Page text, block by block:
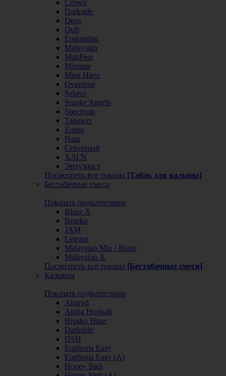
Crown
Darkside
Deus
Duft
Endorphin
Malaysian
MattPear
Mixtape
Must Have
Overdose
Sebero
Smoke Angels
Spectrum
Tangiers
Zomo
Наш
Северный
ХЛГN
Энтузиаст
Посмотреть все товары [Табак для кальяна]
Бестабачные смеси
Показать подкатегории
Blaze X
Brusko
JAM
Leteam
Malaysian Mix / Blaze
Malaysian X
Посмотреть все товары [Бестабачные смеси]
Кальяны
Показать подкатегории
Abaryd
Alpha Hookah
Brusko Haze
Darkside
DSH
Euphoria Easy
Euphoria Easy (А)
Honey Sigh